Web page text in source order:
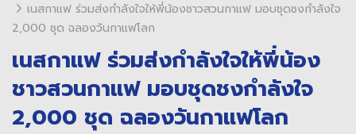
เนสกาแฟ ร่วมส่งกำลังใจให้พี่น้องชาวสวนกาแฟ มอบชุดชงกำลังใจ
2,000 ชุด ฉลองวันกาแฟโลก
เนสกาแฟ ร่วมส่งกำลังใจให้พี่น้อง
ชาวสวนกาแฟ มอบชุดชงกำลังใจ
2,000 ชุด ฉลองวันกาแฟโลก